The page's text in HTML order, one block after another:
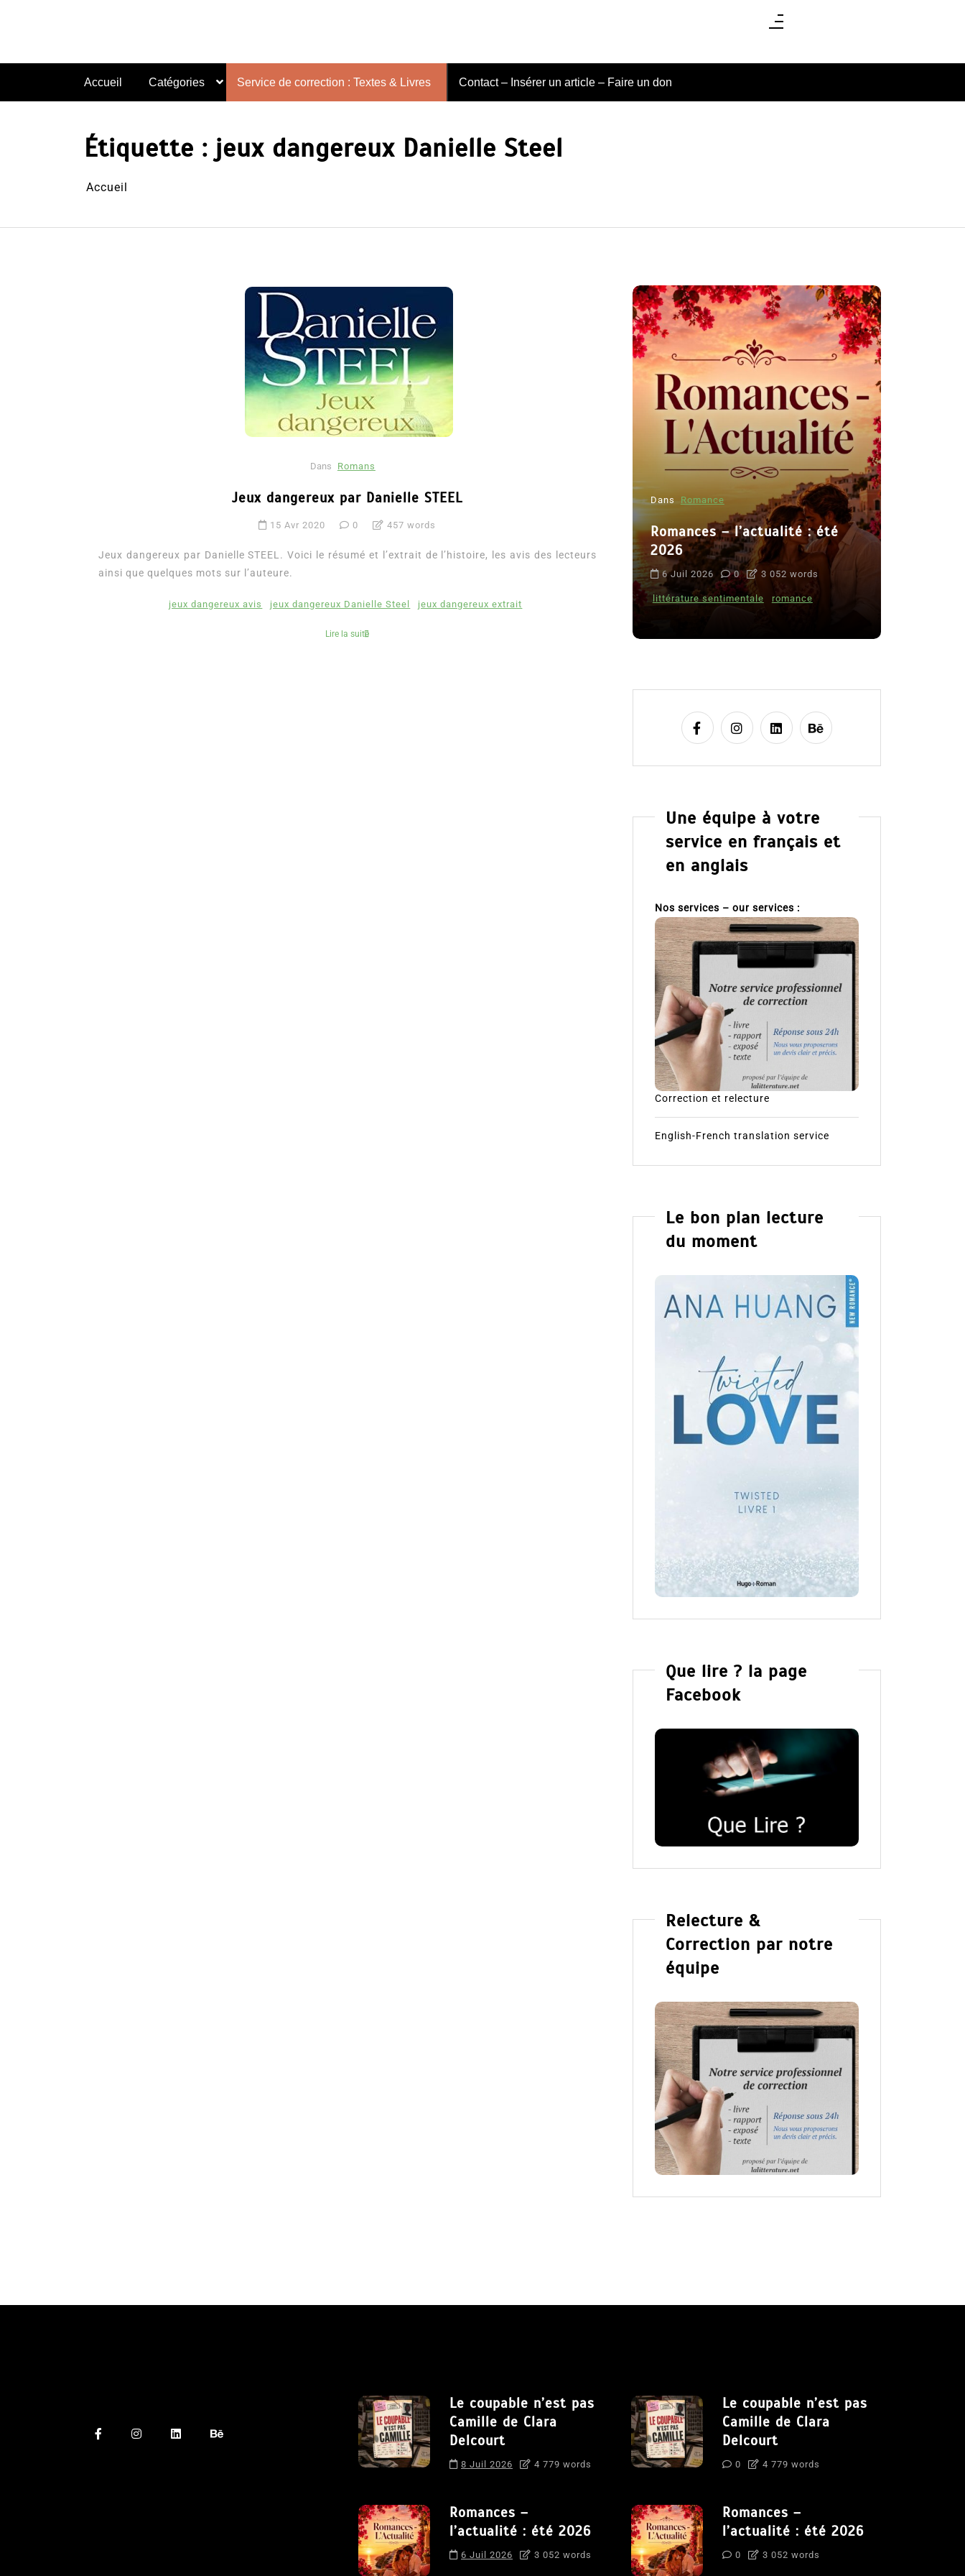
Accueil Catégories Service de correction : Textes & Livres Contact – Insérer un article – Faire un don
Étiquette : jeux dangereux Danielle Steel
Accueil
Dans Romans
Jeux dangereux par Danielle STEEL
15 Avr 2020 0 457 words
Jeux dangereux par Danielle STEEL. Voici le résumé et l’extrait de l’histoire, les avis des lecteurs
ainsi que quelques mots sur l’auteure.
jeux dangereux avis jeux dangereux Danielle Steel jeux dangereux extrait
Lire la suite
Romances – l’actualité : été
2026
6 Juil 2026 0 3 052 words
littérature sentimentale romance
8 Juil 2026 0 4 779 words
Dans Romance
Romances – l’actualité : été
2026
6 Juil 2026 0 3 052 words
littérature sentimentale romance
Une équipe à votre
service en français et
en anglais
Nos services – our services :
Correction et relecture
English-French translation service
Le bon plan lecture
du moment
Que lire ? la page
Facebook
Relecture &
Correction par notre
équipe
Le coupable n’est pas
Camille de Clara
Delcourt
8 Juil 2026 4 779 words
Romances –
l’actualité : été 2026
6 Juil 2026 3 052 words
Le coupable n’est pas
Camille de Clara
Delcourt
0 4 779 words
Romances –
l’actualité : été 2026
0 3 052 words